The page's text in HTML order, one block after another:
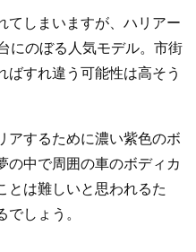
てしまいますが、ハリアー
にのぼる人気モデル。市街
ばすれ違う可能性は高そう
アするために濃い紫色のボ
の中で周囲の車のボディカ
とは難しいと思われるた
しょう。